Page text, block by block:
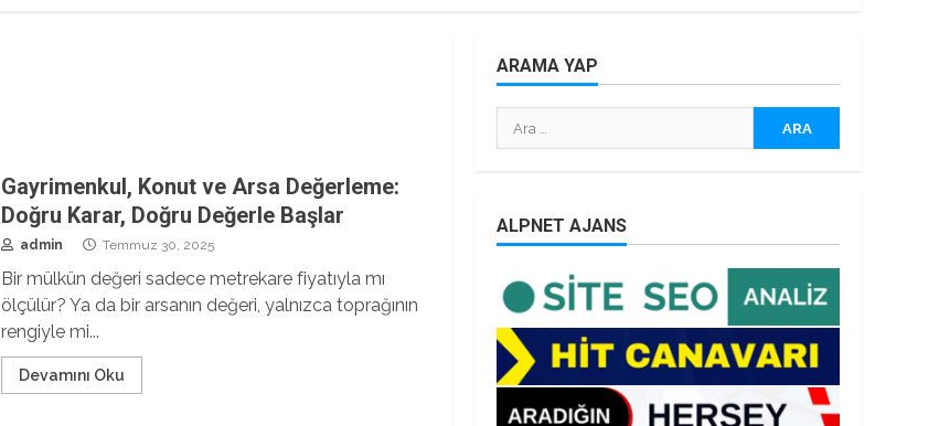
Gayrimenkul, Konut ve Arsa Değerleme:
Doğru Karar, Doğru Değerle Başlar
admin Temmuz 30, 2025
Bir mülkün değeri sadece metrekare fiyatıyla mı
ölçülür? Ya da bir arsanın değeri, yalnızca toprağının
rengiyle mi...
Devamını Oku
ARAMA YAP
Arama:
ALPNET AJANS